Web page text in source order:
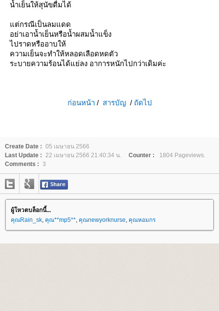
น้ำเย็นให้สุนัขดื่มได้
ต่กรณีเป็นลมแดด
อย่าเอาน้ำเย็นหรือน้ำผสมน้ำแข็ง
ไปราดหรืออาบให้
ความเย็นจะทำให้หลอดเลือดหดตัว
ระบายความร้อนได้แย่ลง อาการหนักไปกว่าเดิมค่ะ
ก่อนหน้า / สารบัญ / ถัดไป
Create Date : 05 เมษายน 2566
Last Update : 22 เมษายน 2566 21:40:34 น. Counter :
1804 Pageviews.
Comments : 3
ผู้โหวตบล็อกนี้...
คุณRain_sk, คุณ**mp5**, คุณnewyorknurse, คุณหอมกร